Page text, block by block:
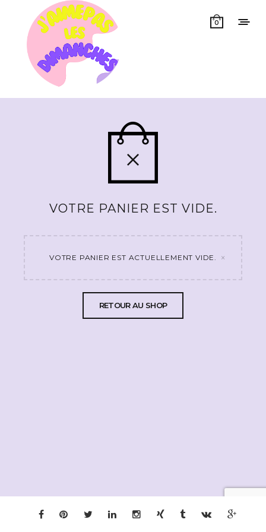
0
VOTRE PANIER EST VIDE.
VOTRE PANIER EST ACTUELLEMENT VIDE. ×
RETOUR AU SHOP